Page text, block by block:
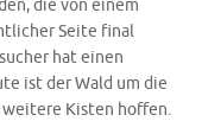
die von einem
Seite final
hat einen
ist der Wald um die
weitere Kisten hoffen.